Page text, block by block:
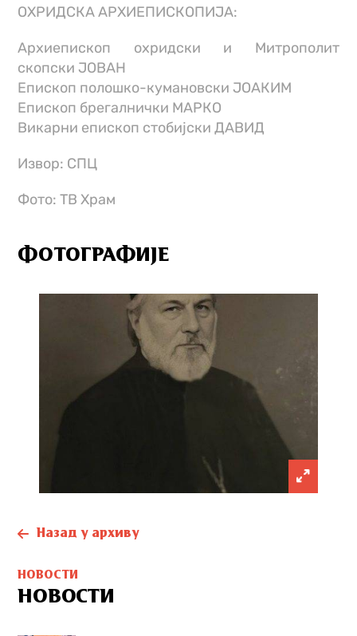
ОХРИДСКА АРХИЕПИСКОПИЈА:
Архиепископ охридски и Митрополит
скопски ЈОВАН
Епископ полошко-кумановски ЈОАКИМ
Епископ брегалнички МАРКО
Викарни епископ стобијски ДАВИД
Извор: СПЦ
Фото: ТВ Храм
ФОТОГРАФИЈЕ
Назад у архиву
НОВОСТИ
НОВОСТИ